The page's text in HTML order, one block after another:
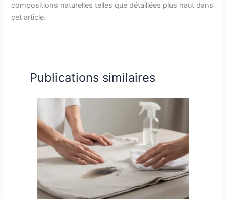
compositions naturelles telles que détaillées plus haut dans
cet article.
Publications similaires